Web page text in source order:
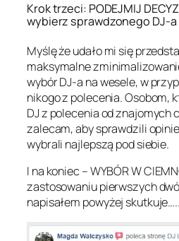
Krok trzeci: PODEJMIJ
wybierz sprawdzonego DJ-
Myślę że udało mi się
maksymalne
wybór DJ-a na wesele, w
nikogo z polecenia. Osobom,
DJ z polecenia od znajomych
zalecam, aby sprawdzili
wybrali najlepszą pod siebie.
I na koniec – WYBÓR W
zastosowaniu pierwszych
napisałem powyżej